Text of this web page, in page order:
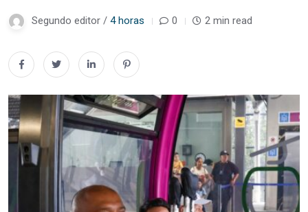
Segundo editor / 4 horas 0 2 min read